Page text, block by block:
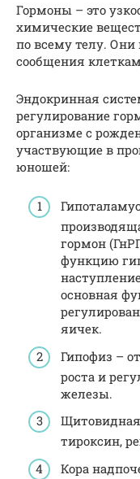
Гормоны – это
химические
по всему телу.
сообщения
Эндокринная
регулирование
организме с
участвующие в
юношей:
гормон
функцию
основная
яичек.
Гипофиз –
роста и
железы.
тироксин,
Кора